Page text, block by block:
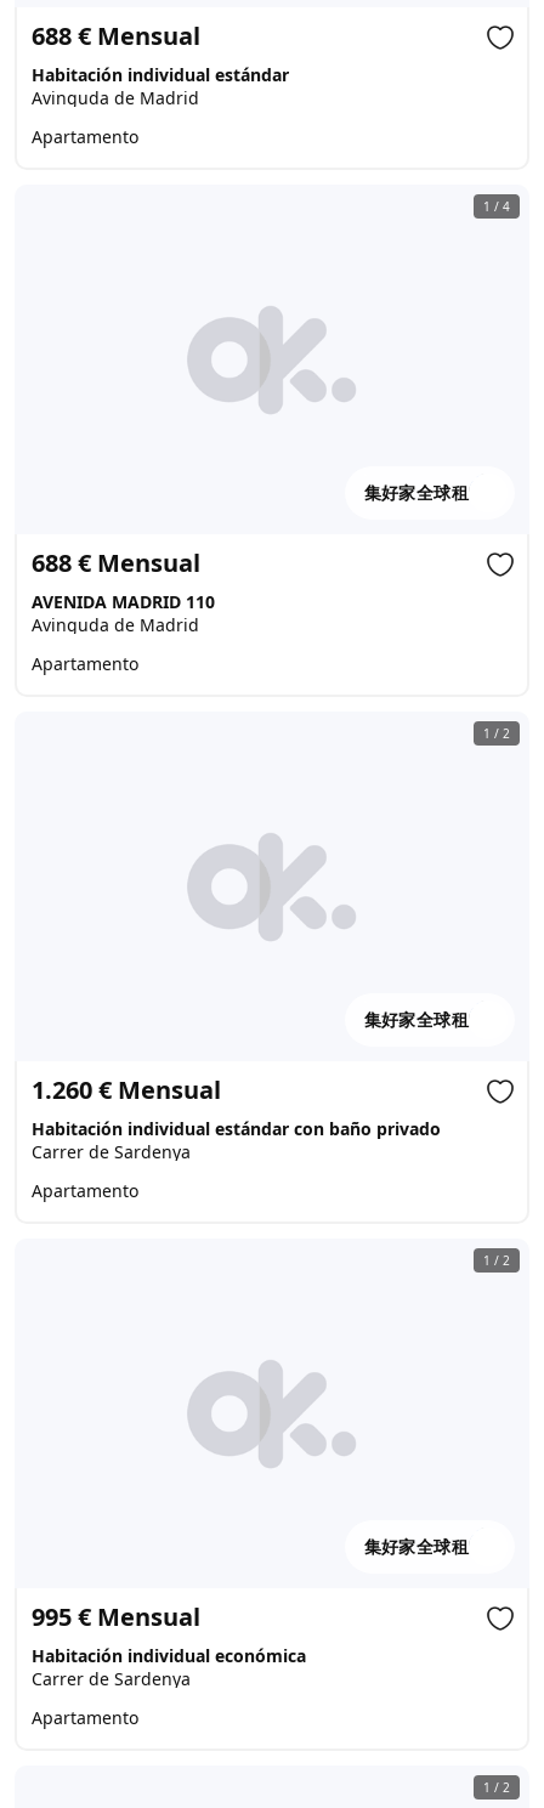
688 € Mensual
Habitación individual estándar
Avinguda de Madrid
Apartamento
1 / 4
集好家全球租
688 € Mensual
AVENIDA MADRID 110
Avinguda de Madrid
Apartamento
1 / 2
集好家全球租
1.260 € Mensual
Habitación individual estándar con baño privado
Carrer de Sardenya
Apartamento
1 / 2
集好家全球租
995 € Mensual
Habitación individual económica
Carrer de Sardenya
Apartamento
1 / 2